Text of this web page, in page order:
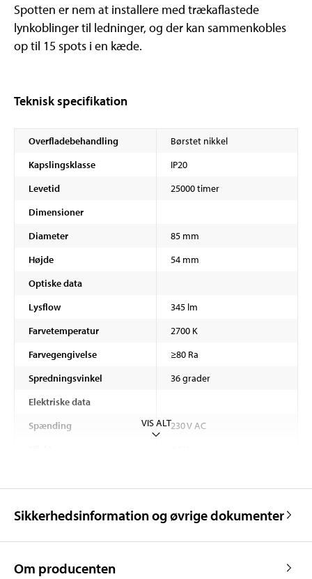
Spotten er nem at installere med trækaflastede
lynkoblinger til ledninger, og der kan sammenkobles
op til 15 spots i en kæde.
Teknisk specifikation
Overfladebehandling
Børstet nikkel
Kapslingsklasse
IP20
Levetid
25000 timer
Dimensioner
Diameter
85 mm
Højde
54 mm
Optiske data
Lysflow
345 lm
Farvetemperatur
2700 K
Farvegengivelse
≥80 Ra
Spredningsvinkel
36 grader
Elektriske data
Spænding
230 V AC
Dæmpbar
Ja
VIS ALT
Sikkerhedsinformation og øvrige dokumenter
Om producenten